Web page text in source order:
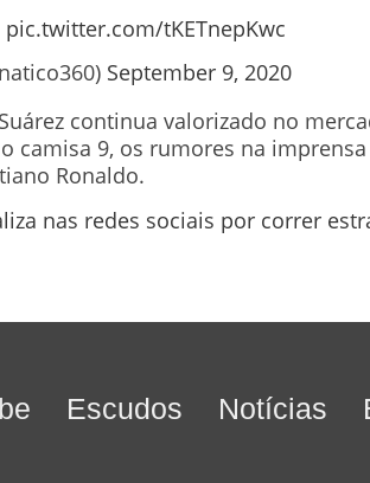
pic.twitter.com/tKETnepKwc
September 9, 2020
continua valorizado no
camisa 9, os rumores na
Ronaldo.
nas redes sociais por correr
Escudos Notícias